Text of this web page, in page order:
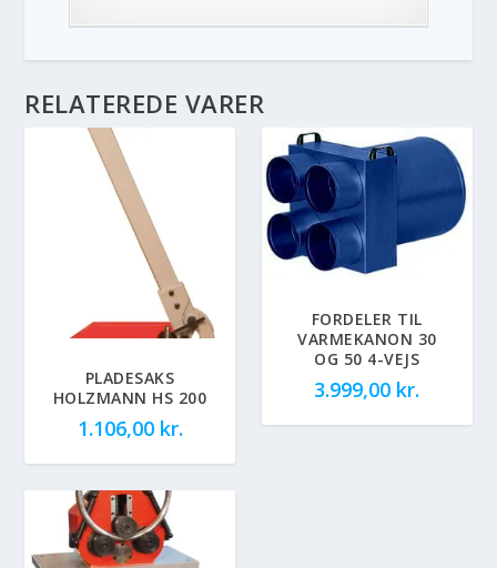
RELATEREDE VARER
PLADESAKS
HOLZMANN HS 200
1.106,00 kr.
FORDELER TIL
VARMEKANON 30
OG 50 4-VEJS
3.999,00 kr.